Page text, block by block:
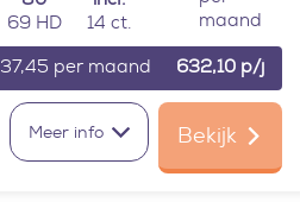
69 HD
14 ct.
maand
37,45 per maand 632,10 p/j
Meer info Bekijk